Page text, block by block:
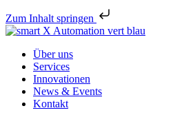
Zum Inhalt springen
Über uns
Services
Innovationen
News & Events
Kontakt